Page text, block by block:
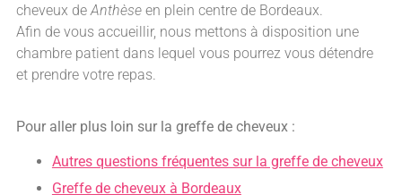
cheveux de Anthèseen plein centre de Bordeaux.
Afin de vous accueillir, nous mettons à disposition une
chambre patient dans lequel vous pourrez vous détendre
et prendre votre repas.
Pour aller plus loin sur la greffe de cheveux :
Autres questions fréquentes sur la greffe de cheveux
Greffe de cheveux à Bordeaux